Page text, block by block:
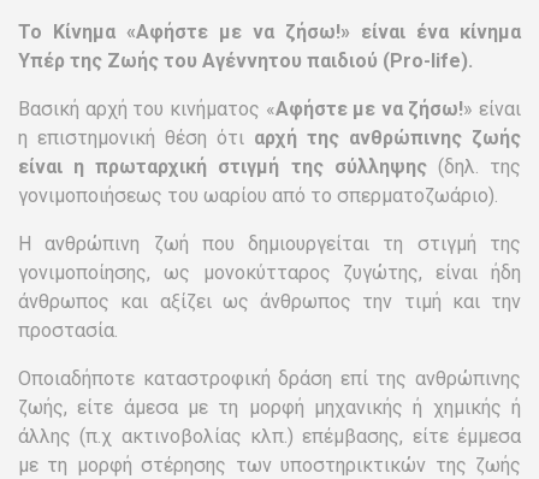
Το Κίνημα «Αφήστε με να ζήσω!» είναι ένα κίνημα
Υπέρ της Ζωής του Αγέννητου παιδιού (Pro-life).
Βασική αρχή του κινήματος «Αφήστε με να ζήσω!» είναι
η επιστημονική θέση ότι αρχή της ανθρώπινης ζωής
είναι η πρωταρχική στιγμή της σύλληψης(δηλ. της
γονιμοποιήσεως του ωαρίου από το σπερματοζωάριο).
Η ανθρώπινη ζωή που δημιουργείται τη στιγμή της
γονιμοποίησης, ως μονοκύτταρος ζυγώτης, είναι ήδη
άνθρωπος και αξίζει ως άνθρωπος την τιμή και την
προστασία.
Οποιαδήποτε καταστροφική δράση επί της ανθρώπινης
ζωής, είτε άμεσα με τη μορφή μηχανικής ή χημικής ή
άλλης (π.χ ακτινοβολίας κλπ.) επέμβασης, είτε έμμεσα
με τη μορφή στέρησης των υποστηρικτικών της ζωής